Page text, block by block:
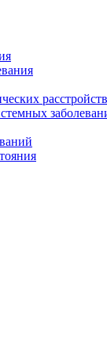
расстройств